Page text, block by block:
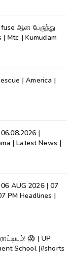
ஆன பேருந்து
Mtc | Kumudam
|
|
| Latest News |
AUG 2026 | 07
PM Headlines |
😱 | UP
School |#shorts